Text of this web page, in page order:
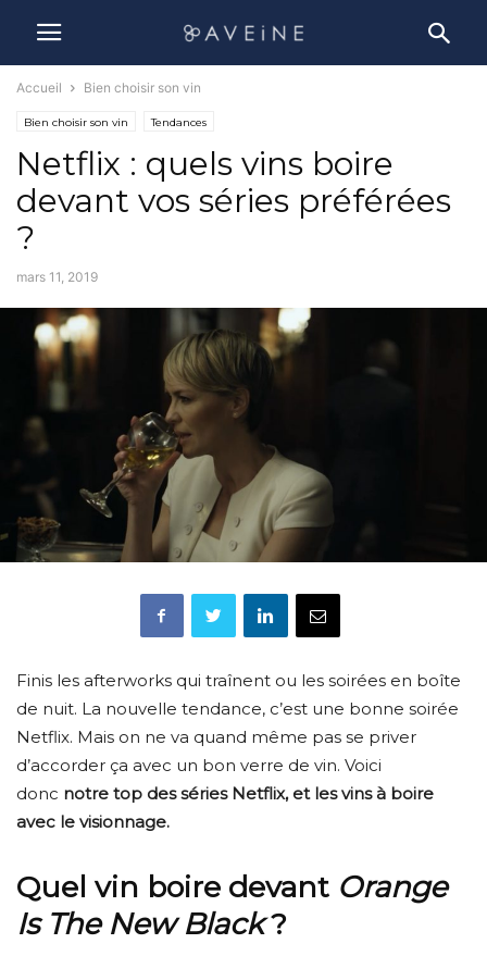
Accueil Bien choisir son vin
Bien choisir son vin Tendances
Netflix : quels vins boire
devant vos séries préférées
?
mars 11, 2019
Finis les afterworks qui traînent ou les soirées en boîte
de nuit. La nouvelle tendance, c’est une bonne soirée
Netflix. Mais on ne va quand même pas se priver
d’accorder ça avec un bon verre de vin. Voici
donc notre top des séries Netflix, et les vins à boire
avec le visionnage.
Quel vin boire devant Orange
Is The New Black?